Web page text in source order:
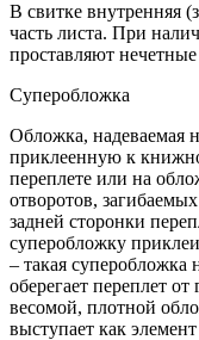
В свитке внутренняя
часть листа. При
проставляют нечетные
Суперобложка
Обложка, надеваемая
приклеенную к
переплете или на
отворотов,
задней сторонки
суперобложку
– такая суперобложка
оберегает переплет
весомой, плотной
выступает как